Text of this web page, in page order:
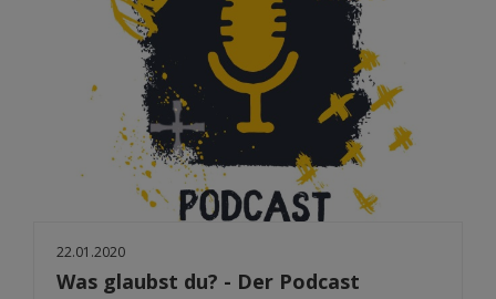
22.01.2020
Was glaubst du? - Der Podcast